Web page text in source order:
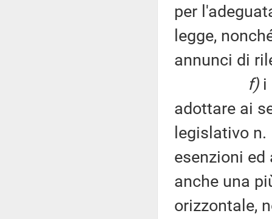
per
legge,
annunci di
f)i
adottare ai
legislativo
esenzioni
anche una
orizzontale,